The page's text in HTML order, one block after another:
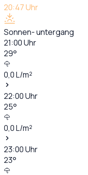
20:47Uhr
Sonnen- untergang
21:00Uhr
29°
0,0L/m²
22:00Uhr
25°
0,0L/m²
23:00Uhr
23°